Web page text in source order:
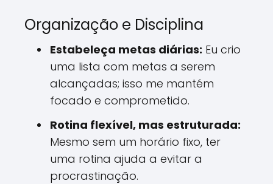
Organização e Disciplina
Estabeleça metas diárias: Eu crio
uma lista com metas a serem
alcançadas; isso me mantém
focado e comprometido.
Rotina flexível, mas estruturada:
Mesmo sem um horário fixo, ter
uma rotina ajuda a evitar a
procrastinação.